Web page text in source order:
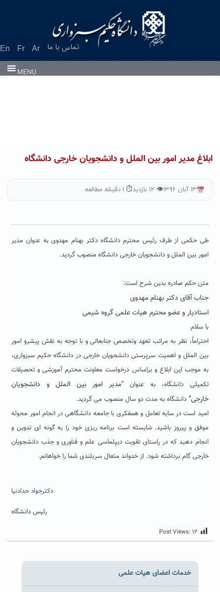
En Fr Ar تماس با ما
MENU
ابلاغ مدیر امور بین الملل و دانشجویان خارجی دانشگاه
۱۳ آبان ۱۳۹۶ 👁 ۱۲ بازدید ⏱ ۱ دقیقه مطالعه
طی حکمی از طرف رئیس محترم دانشگاه دکتر بهنام مهدوی به عنوان مدیر
امور بین الملل و دانشجویان خارجی دانشگاه منصوب گردید.
متن حکم صادره بدین شرح است:
جناب آقای دکتر بهنام مهدوی
استادیار و عضو محترم هیات علمی گروه شیمی
با سلام
احتراماً، نظر به مراتب تعهد وتخصص جنابعالی و با توجه به نقش پیشرو امور
بین الملل و اهمیت سرپرستی دانشجویان خارجی در دانشگاه حکیم سبزواری،
به موجب این ابلاغ و براساس درخواست معاونت محترم آموزشی و تحصیلات
تکمیلی دانشگاه، به عنوان“مدیر امور بین الملل و دانشجویان
خارجی”دانشگاه به مدت دو سال منصوب می گردید.
امید است در سایه تعامل و همفکری با جامعه دانشگاهی در انجام امور محوله
موفق و پیروز باشید. شایسته است برنامه ریزی خود را به گونه ای تدوین و
انجام دهید که در راستای تقویت دیپلماسی علم و فناوری و جذب دانشجویان
خارجی گام برداشته شود. از خدواند متعال سربلندی شما را خواهانم.
دکترجواد حدادنیا
رئیس دانشگاه
Post Views: ۱۲
خدمات اعضای هیات علمی